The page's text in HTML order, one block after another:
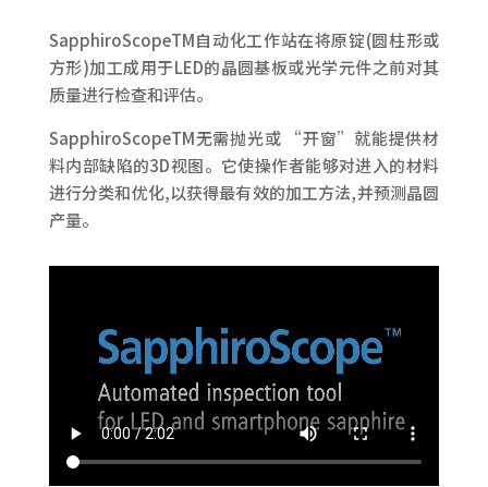
SapphiroScopeTM自动化工作站在将原锭(圆柱形或
方形)加工成用于LED的晶圆基板或光学元件之前对其
质量进行检查和评估。
SapphiroScopeTM无需抛光或 “开窗”就能提供材
料内部缺陷的3D视图。它使操作者能够对进入的材料
进行分类和优化,以获得最有效的加工方法,并预测晶圆
产量。